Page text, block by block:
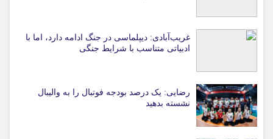
غریب‌آبادی: دیپلماسی در جنگ ادامه دارد، اما با
ادبیاتی متناسب با شرایط جنگی
رضایی: یک درصد بودجه فوتبال را به والیبال
نشسته بدهید